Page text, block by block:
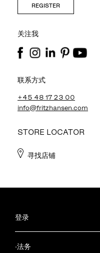
REGISTER
关注我
联系方式
+45 48 17 23 00
info@fritzhansen.com
STORE LOCATOR
寻找店铺
登录
·法务